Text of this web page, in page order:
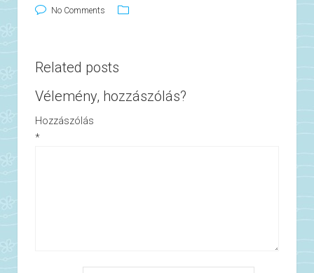
No Comments
Related posts
Vélemény, hozzászólás?
Hozzászólás
*